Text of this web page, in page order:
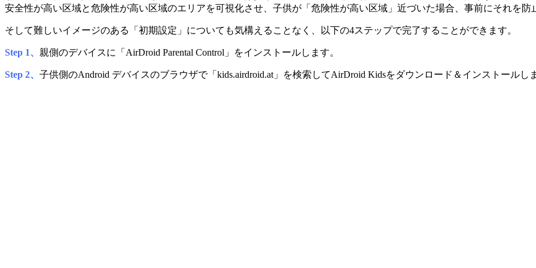
安全性が高い区域と危険性が高い区域のエリアを可視化させ、子供が「危険性が高い区域」近づいた場合、事前にそれを防
そして難しいイメージのある「初期設定」についても気構えることなく、以下の4ステップで完了することができます。
Step 1、 親側のデバイスに「AirDroid Parental Control」をインストールします。
Step 2、 子供側のAndroid デバイスのブラウザで「kids.airdroid.at」を検索してAirDroid Kidsをダウンロード＆インストールし